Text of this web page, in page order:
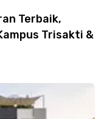
Terbaik,
Trisakti &